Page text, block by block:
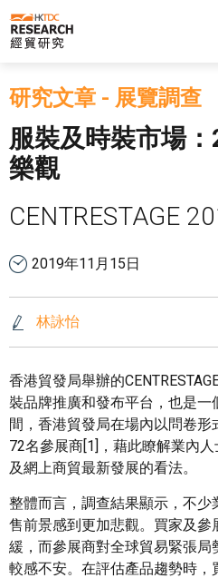
跳至主要內容
研究文章 - 展覽調查
服裝及時裝市場
樂觀
CENTRESTAGE
2019年11月15日
林詠怡
香港貿發局舉辦的
裝品牌推廣和發布平台，也是
間，香港貿發局在場內以問卷形
72名參展商[1]，藉此瞭解業內
及網上商貿最新發展的看法。
整體而言，調查結果顯示，不
售前景感到更加悲觀。買家及
緩，而參展商對全球貿易緊張
較感不安。在評估產品趨勢時